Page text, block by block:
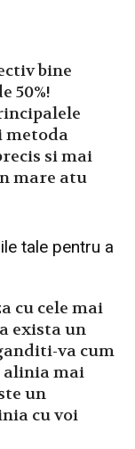
bine
50%!
metoda
si mai
mare atu
tale pentru a
cu cele mai
exista un
va cum
alinia mai
un
cu voi